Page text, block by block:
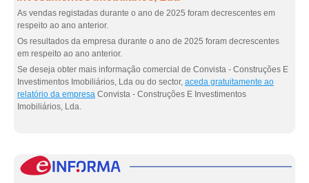
As vendas registadas durante o ano de 2025 foram decrescentes em
respeito ao ano anterior.
Os resultados da empresa durante o ano de 2025 foram decrescentes
em respeito ao ano anterior.
Se deseja obter mais informação comercial de Convista - Construções E
Investimentos Imobiliários, Lda ou do sector, aceda gratuitamente ao
relatório da empresa Convista - Construções E Investimentos
Imobiliários, Lda.